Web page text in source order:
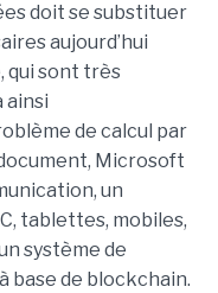
doit se substituer
aujourd’hui
qui sont très
ainsi
de calcul par
Microsoft
un
tablettes, mobiles,
système de
base de blockchain.